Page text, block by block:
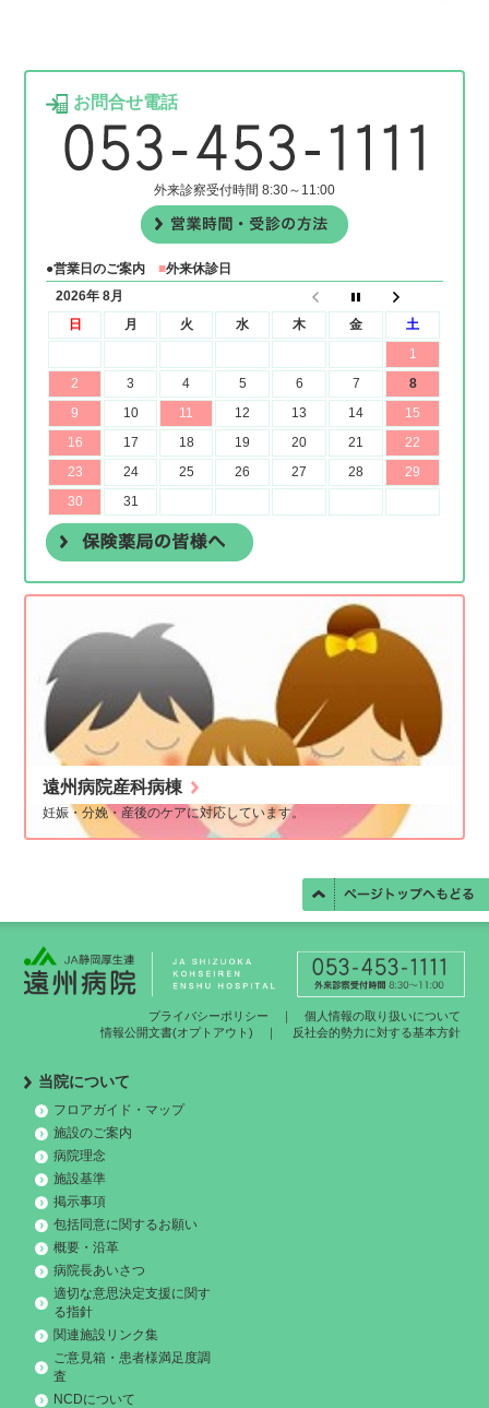
お問合せ電話
外来診察受付時間 8:30～11:00
●営業日のご案内■外来休診日
遠州病院産科病棟
妊娠・分娩・産後のケアに対応しています。
プライバシーポリシー ｜個人情報の取り扱いについて
情報公開文書(オプトアウト)
反社会的勢力に対する基本方針
当院について
フロアガイド・マップ
施設のご案内
病院理念
施設基準
掲示事項
包括同意に関するお願い
概要・沿革
病院長あいさつ
適切な意思決定支援に関す
る指針
関連施設リンク集
ご意見箱・患者様満足度調
査
NCDについて